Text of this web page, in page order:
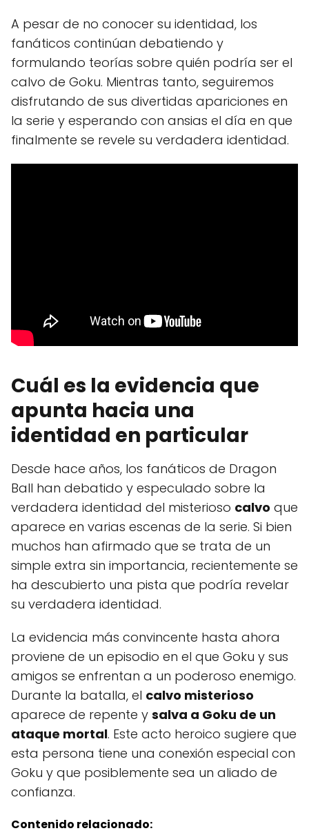
A pesar de no conocer su identidad, los
fanáticos continúan debatiendo y
formulando teorías sobre quién podría ser el
calvo de Goku. Mientras tanto, seguiremos
disfrutando de sus divertidas apariciones en
la serie y esperando con ansias el día en que
finalmente se revele su verdadera identidad.
Cuál es la evidencia que
apunta hacia una
identidad en particular
Desde hace años, los fanáticos de Dragon
Ball han debatido y especulado sobre la
verdadera identidad del misterioso calvo que
aparece en varias escenas de la serie. Si bien
muchos han afirmado que se trata de un
simple extra sin importancia, recientemente se
ha descubierto una pista que podría revelar
su verdadera identidad.
La evidencia más convincente hasta ahora
proviene de un episodio en el que Goku y sus
amigos se enfrentan a un poderoso enemigo.
Durante la batalla, el calvo misterioso
aparece de repente y salva a Goku de un
ataque mortal. Este acto heroico sugiere que
esta persona tiene una conexión especial con
Goku y que posiblemente sea un aliado de
confianza.
Contenido relacionado: